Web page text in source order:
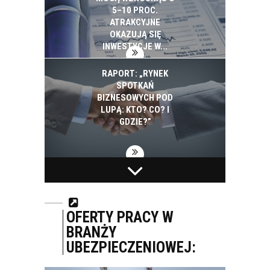
5–10 PROC.
ATRAKCYJNE
OKAZUJĄ SIĘ
INWESTYCJE W...
RAPORT: „RYNEK
SPOTKAŃ
BIZNESOWYCH POD
LUPĄ: KTO? CO? I
GDZIE?”
BIAŁYSTOK NA
PROJEKTY SMART
ZŁ. ZAPOWIADA
KOLEJNE
INWESTYCJE
PEPSICO INWESTUJE
W EKOLOGIĘ. W CIĄGU
ZUŻYCIE ENERGII I
WODY SPADŁO W
POLSKICH...
OFERTY PRACY W
BRANŻY
UBEZPIECZENIOWEJ: